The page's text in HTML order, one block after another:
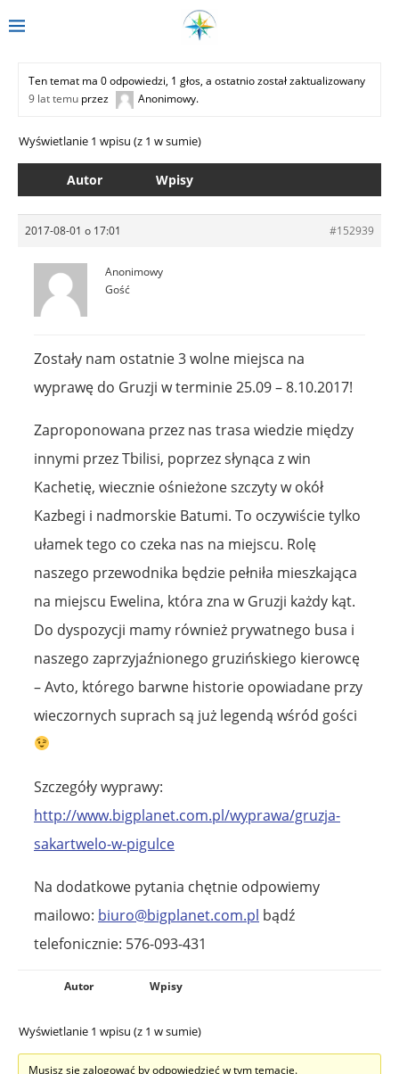
Ten temat ma 0 odpowiedzi, 1 głos, a ostatnio został zaktualizowany
9 lat temu przez Anonimowy.
Wyświetlanie 1 wpisu (z 1 w sumie)
Autor Wpisy
2017-08-01 o 17:01 #152939
Anonimowy
Gość
Zostały nam ostatnie 3 wolne miejsca na
wyprawę do Gruzji w terminie 25.09 – 8.10.2017!
Zaproponowana przez nas trasa wiedzie między
innymi przez Tbilisi, poprzez słynąca z win
Kachetię, wiecznie ośnieżone szczyty w okół
Kazbegi i nadmorskie Batumi. To oczywiście tylko
ułamek tego co czeka nas na miejscu. Rolę
naszego przewodnika będzie pełniła mieszkająca
na miejscu Ewelina, która zna w Gruzji każdy kąt.
Do dyspozycji mamy również prywatnego busa i
naszego zaprzyjaźnionego gruzińskiego kierowcę
– Avto, którego barwne historie opowiadane przy
wieczornych suprach są już legendą wśród gości
Szczegóły wyprawy:
http://www.bigplanet.com.pl/wyprawa/gruzja-
sakartwelo-w-pigulce
Na dodatkowe pytania chętnie odpowiemy
mailowo: biuro@bigplanet.com.pl bądź
telefonicznie: 576-093-431
Autor Wpisy
Wyświetlanie 1 wpisu (z 1 w sumie)
Musisz się zalogować by odpowiedzieć w tym temacie.